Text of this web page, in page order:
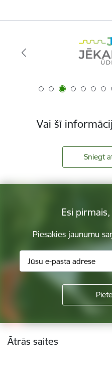
Vai šī
Sniegt
Esi
Piesakies jaunumu
Kājene
Ātrās saites